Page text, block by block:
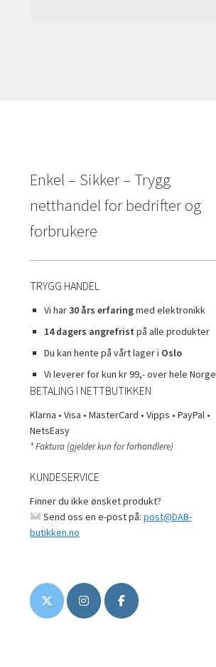
Enkel – Sikker – Trygg
netthandel for bedrifter og
forbrukere
TRYGG HANDEL
Vi har30 års erfaringmed elektronikk
14 dagers angrefrist på alle produkter
Du kan hente på vårt lager i Oslo
Vi leverer for kun kr 99,- over hele Norge
BETALING I NETTBUTIKKEN
Klarna • Visa • MasterCard • Vipps • PayPal •
NetsEasy
* Faktura (gjelder kun for forhandlere)
KUNDESERVICE
Finner du ikke ønsket produkt?
Send oss en e-post på: post@DAB-
butikken.no